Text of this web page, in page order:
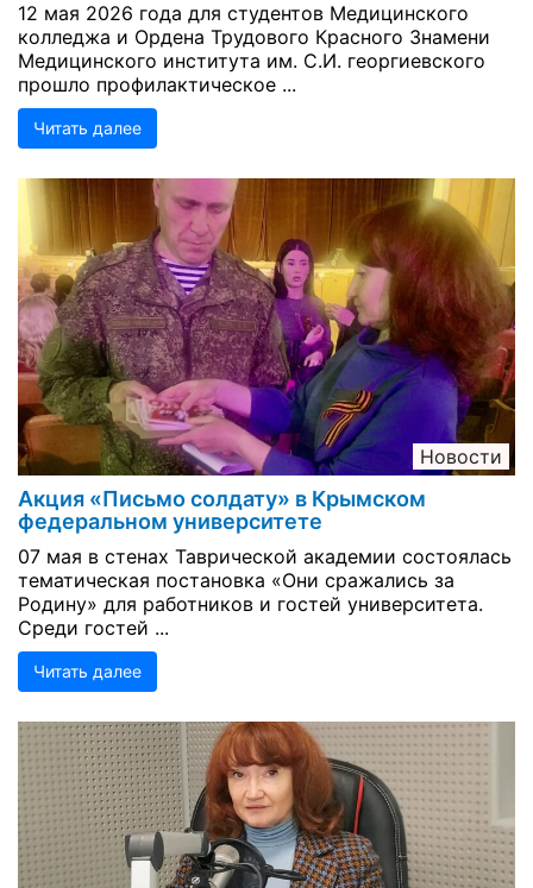
12 мая 2026 года для студентов Медицинского
колледжа и Ордена Трудового Красного Знамени
Медицинского института им. С.И. георгиевского
прошло профилактическое ...
Читать далее
Новости
Акция «Письмо солдату» в Крымском
федеральном университете
07 мая в стенах Таврической академии состоялась
тематическая постановка «Они сражались за
Родину» для работников и гостей университета.
Среди гостей ...
Читать далее